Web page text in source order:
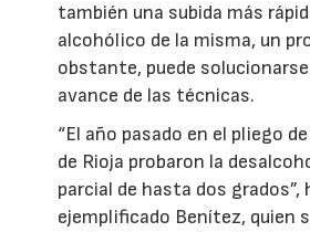
también una subida más
alcohólico de la misma, un
obstante, puede
avance de las técnicas.
“El año pasado en el pliego
de Rioja probaron la
parcial de hasta dos grados”,
ejemplificado Benítez, quien